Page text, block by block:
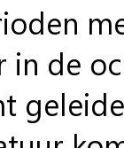
in de